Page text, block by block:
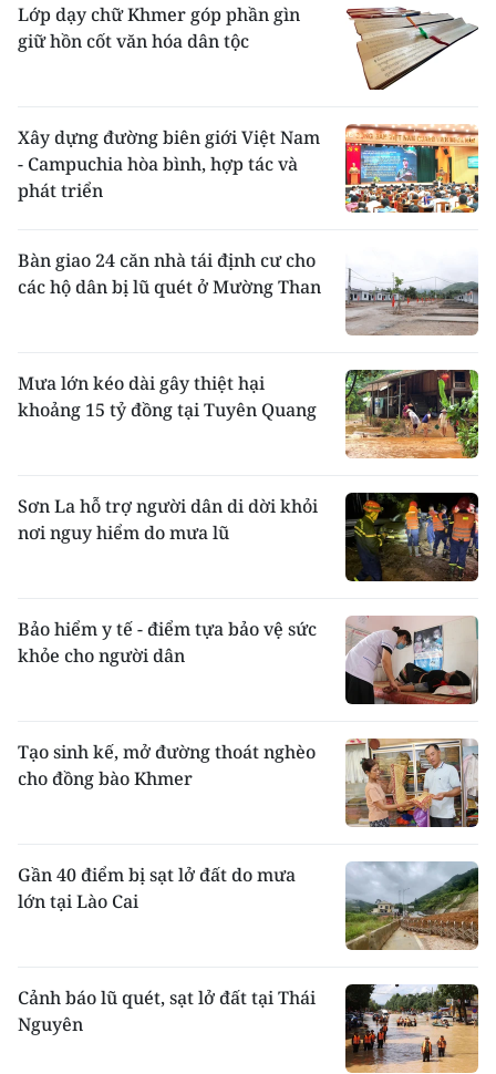
Lớp dạy chữ Khmer góp phần gìn
giữ hồn cốt văn hóa dân tộc
Xây dựng đường biên giới Việt Nam
- Campuchia hòa bình, hợp tác và
phát triển
Bàn giao 24 căn nhà tái định cư cho
các hộ dân bị lũ quét ở Mường Than
Mưa lớn kéo dài gây thiệt hại
khoảng 15 tỷ đồng tại Tuyên Quang
Sơn La hỗ trợ người dân di dời khỏi
nơi nguy hiểm do mưa lũ
Bảo hiểm y tế - điểm tựa bảo vệ sức
khỏe cho người dân
Tạo sinh kế, mở đường thoát nghèo
cho đồng bào Khmer
Gần 40 điểm bị sạt lở đất do mưa
lớn tại Lào Cai
Cảnh báo lũ quét, sạt lở đất tại Thái
Nguyên